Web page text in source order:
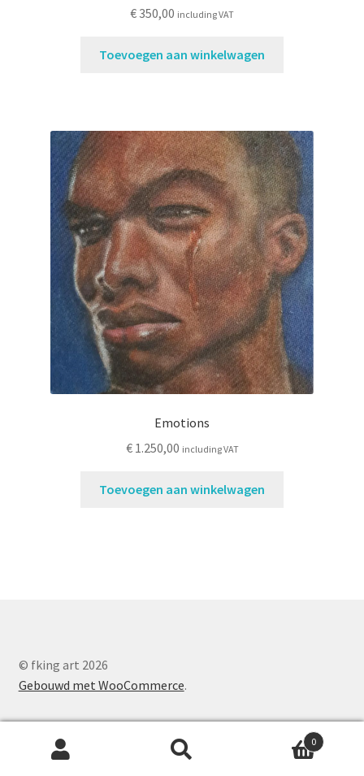
€350,00 including VAT
Toevoegen aan winkelwagen
Emotions
€1.250,00 including VAT
Toevoegen aan winkelwagen
© fking art 2026
Gebouwd met WooCommerce.
0